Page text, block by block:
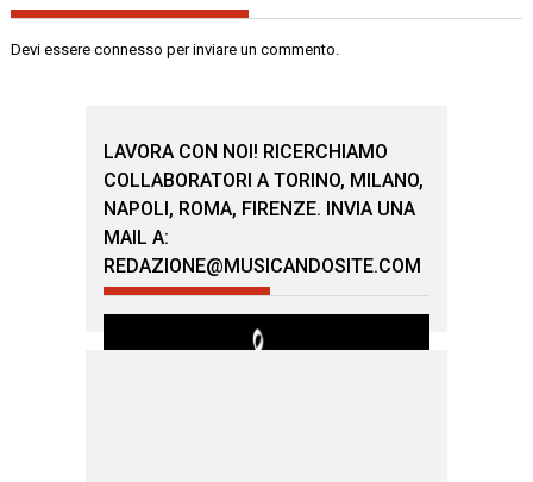
Devi essereconnesso per inviare un commento.
LAVORA CON NOI! RICERCHIAMO
COLLABORATORI A TORINO, MILANO,
NAPOLI, ROMA, FIRENZE. INVIA UNA
MAIL A:
REDAZIONE@MUSICANDOSITE.COM